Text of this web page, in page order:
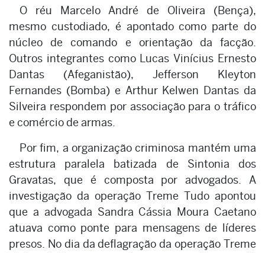
O réu Marcelo André de Oliveira (Bença),
mesmo custodiado, é apontado como parte do
núcleo de comando e orientação da facção.
Outros integrantes como Lucas Vinícius Ernesto
Dantas (Afeganistão), Jefferson Kleyton
Fernandes (Bomba) e Arthur Kelwen Dantas da
Silveira respondem por associação para o tráfico
e comércio de armas.
Por fim, a organização criminosa mantém uma
estrutura paralela batizada de Sintonia dos
Gravatas, que é composta por advogados. A
investigação da operação Treme Tudo apontou
que a advogada Sandra Cássia Moura Caetano
atuava como ponte para mensagens de líderes
presos. No dia da deflagração da operação Treme